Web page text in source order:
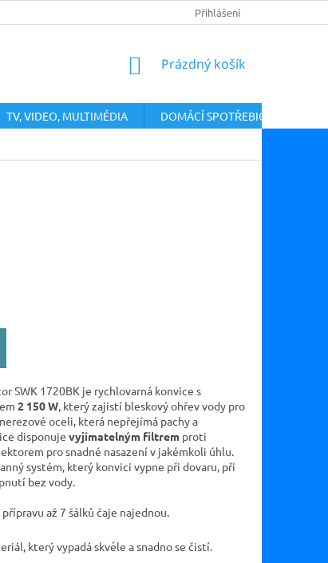
VRÁCENÍ ZBOŽÍ A
Přihlášení
NÁKUPNÍ
Prázdný košík
TV, VIDEO, MULTIMÉDIA
DOMÁCÍ SPOTŘEBIČE
SWK 1720BK je rychlovarná konvice s
2 150 W, který zajistí bleskový ohřev vody pro
oceli, která nepřejímá pachy a
disponuje vyjímatelným filtrem proti
pro snadné nasazení v jakémkoli úhlu.
systém, který konvici vypne při dovaru, při
bez vody.
až 7 šálků čaje najednou.
který vypadá skvěle a snadno se čistí.